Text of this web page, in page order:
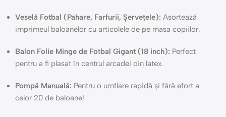
Veselă Fotbal (Pahare, Farfurii, Șervețele): Asortează
imprimeul baloanelor cu articolele de pe masa copiilor.
Balon Folie Minge de Fotbal Gigant (18 inch): Perfect
pentru a fi plasat în centrul arcadei din latex.
Pompă Manuală: Pentru o umflare rapidă și fără efort a
celor 20 de baloane!